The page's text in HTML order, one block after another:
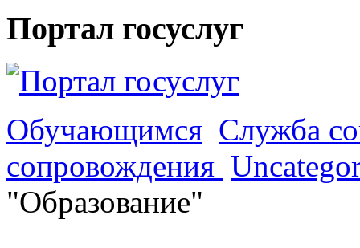
Портал госуслуг
Обучающимся Служба
сопровождения
"Образование"